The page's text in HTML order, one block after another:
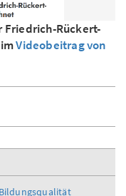
Friedrich-Rückert-
imVideobeitrag von